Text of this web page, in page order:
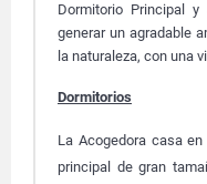
Dormitorio Principal
generar un agradable
la naturaleza, con una
Dormitorios
La Acogedora casa
principal de gran